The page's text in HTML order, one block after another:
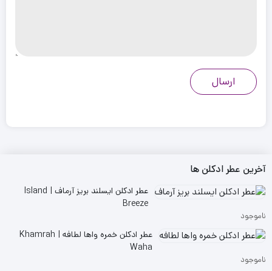
آخرین عطر ادکلن ها
عطر ادکلن ایسلند بریز آرماف | Island
Breeze
ناموجود
عطر ادکلن خمره واها لطافه | Khamrah
Waha
ناموجود